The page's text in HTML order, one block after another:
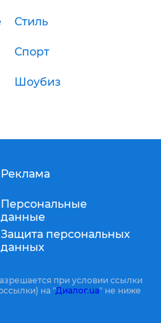
Стиль
Спорт
Шоубиз
Реклама
Персональные
данные
Защита персональных
данных
при условии ссылки
на "Диалог.ua" не ниже